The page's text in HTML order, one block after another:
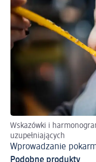
Wskazówki i
uzupełniających
Wprowadzanie
Podobne produkty